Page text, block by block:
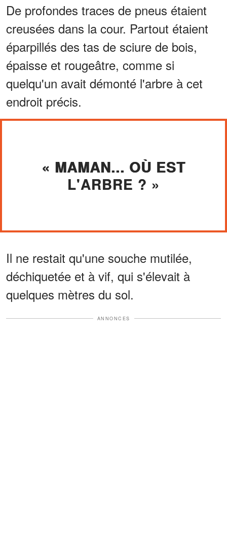
De profondes traces de pneus étaient
creusées dans la cour. Partout étaient
éparpillés des tas de sciure de bois,
épaisse et rougeâtre, comme si
quelqu'un avait démonté l'arbre à cet
endroit précis.
« MAMAN... OÙ EST
L'ARBRE ? »
Il ne restait qu'une souche mutilée,
déchiquetée et à vif, qui s'élevait à
quelques mètres du sol.
ANNONCES